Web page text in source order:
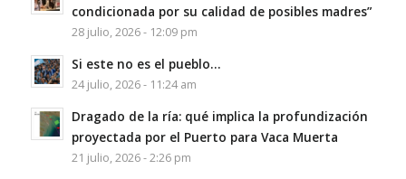
condicionada por su calidad de posibles madres”
28 julio, 2026 - 12:09 pm
Si este no es el pueblo…
24 julio, 2026 - 11:24 am
Dragado de la ría: qué implica la profundización
proyectada por el Puerto para Vaca Muerta
21 julio, 2026 - 2:26 pm